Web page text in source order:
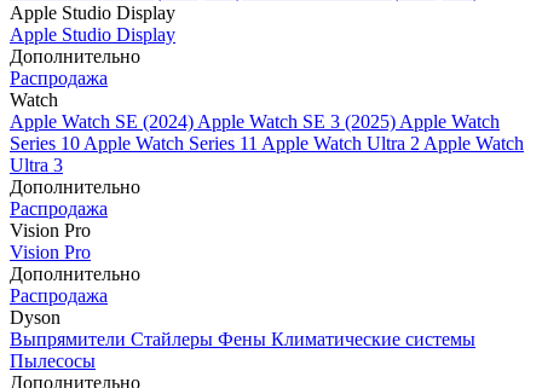
Apple Studio Display
Apple Studio Display
Дополнительно
Распродажа
Watch
Apple Watch SE (2024) Apple Watch SE 3 (2025) Apple Watch
Series 10 Apple Watch Series 11 Apple Watch Ultra 2 Apple Watch
Ultra 3
Дополнительно
Распродажа
Vision Pro
Vision Pro
Дополнительно
Распродажа
Dyson
Выпрямители Стайлеры Фены Климатические системы
Пылесосы
Дополнительно